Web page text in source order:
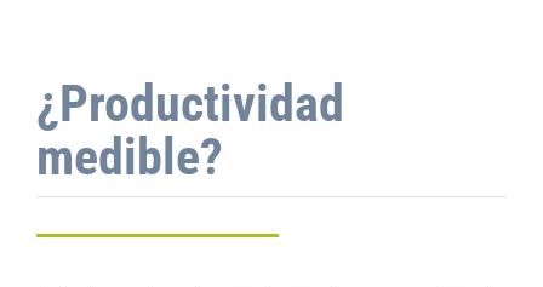
¿Productividad
medible?